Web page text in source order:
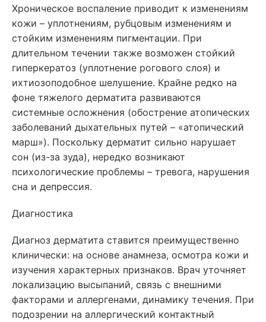
Хроническое воспаление приводит к изменениям
кожи – уплотнениям, рубцовым изменениям и
стойким изменениям пигментации. При
длительном течении также возможен стойкий
гиперкератоз (уплотнение рогового слоя) и
ихтиозоподобное шелушение. Крайне редко на
фоне тяжелого дерматита развиваются
системные осложнения (обострение атопических
заболеваний дыхательных путей – «атопический
марш»). Поскольку дерматит сильно нарушает
сон (из-за зуда), нередко возникают
психологические проблемы – тревога, нарушения
сна и депрессия.
Диагностика
Диагноз дерматита ставится преимущественно
клинически: на основе анамнеза, осмотра кожи и
изучения характерных признаков. Врач уточняет
локализацию высыпаний, связь с внешними
факторами и аллергенами, динамику течения. При
подозрении на аллергический контактный